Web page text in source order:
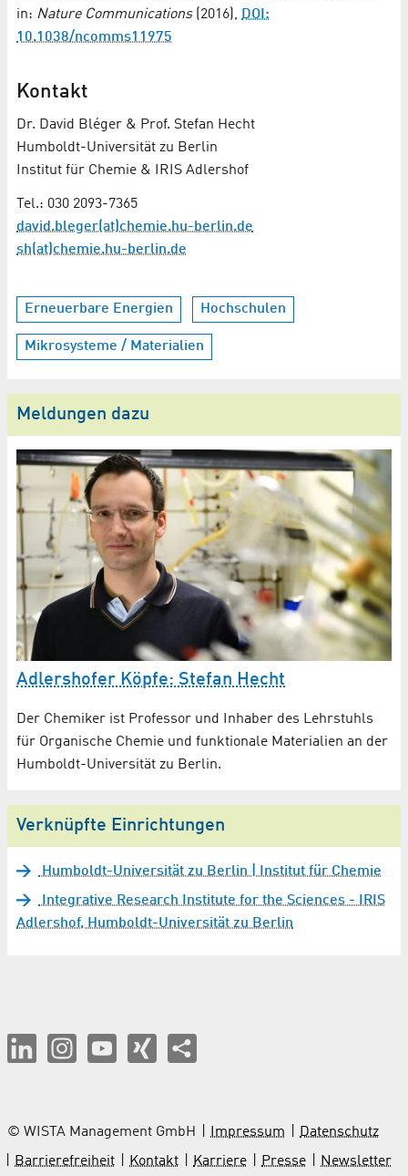
in: Nature Communications (2016), DOI:
10.1038/ncomms11975
Kontakt
Dr. David Bléger & Prof. Stefan Hecht
Humboldt-Universität zu Berlin
Institut für Chemie & IRIS Adlershof
Tel.: 030 2093-7365
david.bleger(at)chemie.hu-berlin.de
sh(at)chemie.hu-berlin.de
Erneuerbare Energien Hochschulen
Mikrosysteme / Materialien
Meldungen dazu
Adlershofer Köpfe: Stefan Hecht
Der Chemiker ist Professor und Inhaber des Lehrstuhls
für Organische Chemie und funktionale Materialien an der
Humboldt-Universität zu Berlin.
Verknüpfte Einrichtungen
Humboldt-Universität zu Berlin | Institut für Chemie
Integrative Research Institute for the Sciences - IRIS
Adlershof, Humboldt-Universität zu Berlin
© WISTA Management GmbH Impressum
Datenschutz
Barrierefreiheit
Kontakt Karriere Presse Newsletter